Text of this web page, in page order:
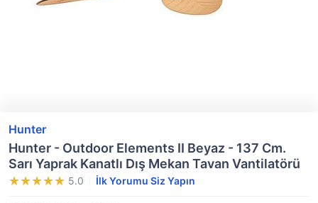
Hunter
Hunter - Outdoor Elements II Beyaz - 137 Cm.
Sarı Yaprak Kanatlı Dış Mekan Tavan Vantilatörü
5.0 İlk Yorumu Siz Yapın